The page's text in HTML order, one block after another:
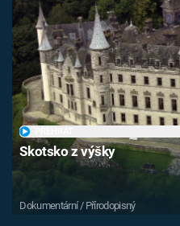
Skotsko z výšky
Dokumentární / Přírodopisný